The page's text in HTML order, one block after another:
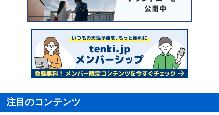
注目のコンテンツ